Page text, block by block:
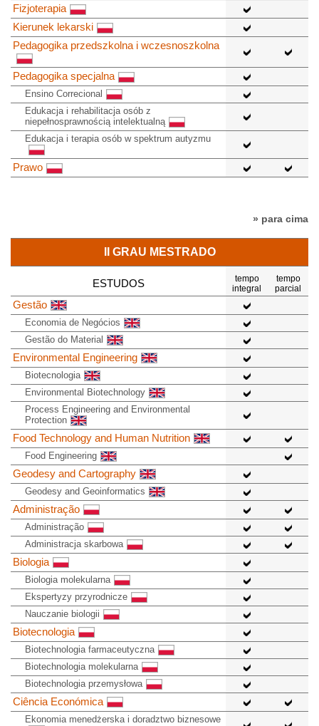
Fizjoterapia
Kierunek lekarski
Pedagogika przedszkolna i wczesnoszkolna
Pedagogika specjalna
Ensino Correcional
Edukacja i rehabilitacja osób z
niepełnosprawnością intelektualną
Edukacja i terapia osób w spektrum autyzmu
Prawo
» para cima
II GRAU MESTRADO
ESTUDOS
tempo
integral
tempo
parcial
Gestão
Economia de Negócios
Gestão do Material
Environmental Engineering
Biotecnologia
Environmental Biotechnology
Process Engineering and Environmental
Protection
Food Technology and Human Nutrition
Food Engineering
Geodesy and Cartography
Geodesy and Geoinformatics
Administração
Administração
Administracja skarbowa
Biologia
Biologia molekularna
Ekspertyzy przyrodnicze
Nauczanie biologii
Biotecnologia
Biotechnologia farmaceutyczna
Biotechnologia molekularna
Biotechnologia przemysłowa
Ciência Económica
Ekonomia menedżerska i doradztwo biznesowe